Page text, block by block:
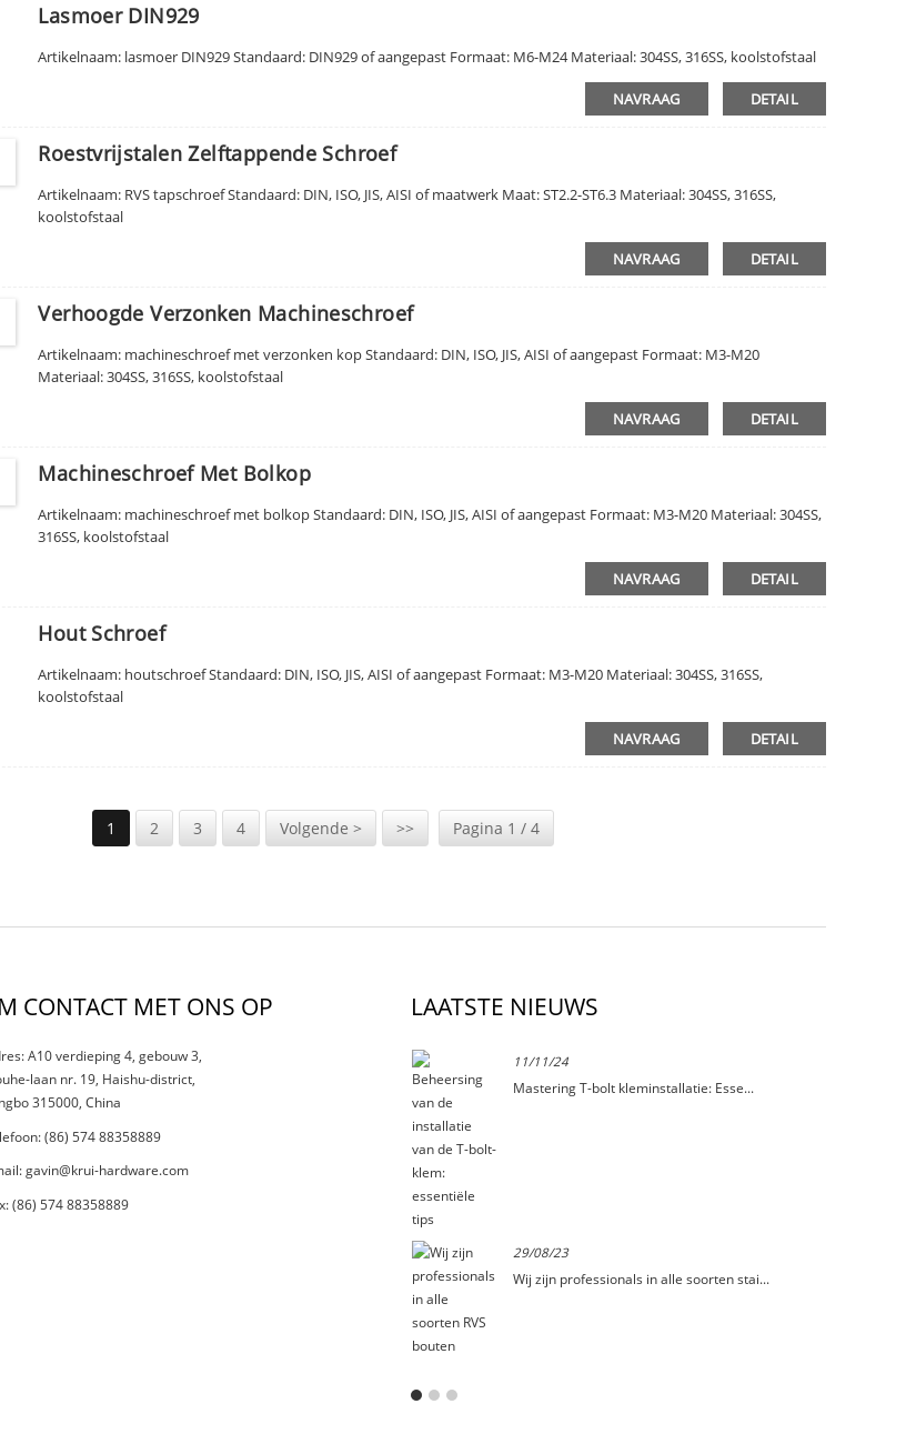
Lasmoer DIN929
Artikelnaam: lasmoer DIN929 Standaard: DIN929 of aangepast Formaat: M6-M24 Materiaal: 304SS, 316SS, koolstofstaal
NAVRAAG DETAIL
Roestvrijstalen Zelftappende Schroef
Artikelnaam: RVS tapschroef Standaard: DIN, ISO, JIS, AISI of maatwerk Maat: ST2.2-ST6.3 Materiaal: 304SS, 316SS,
koolstofstaal
NAVRAAG DETAIL
Verhoogde Verzonken Machineschroef
Artikelnaam: machineschroef met verzonken kop Standaard: DIN, ISO, JIS, AISI of aangepast Formaat: M3-M20
Materiaal: 304SS, 316SS, koolstofstaal
NAVRAAG DETAIL
Machineschroef Met Bolkop
Artikelnaam: machineschroef met bolkop Standaard: DIN, ISO, JIS, AISI of aangepast Formaat: M3-M20 Materiaal: 304SS,
316SS, koolstofstaal
NAVRAAG DETAIL
Hout Schroef
Artikelnaam: houtschroef Standaard: DIN, ISO, JIS, AISI of aangepast Formaat: M3-M20 Materiaal: 304SS, 316SS,
koolstofstaal
NAVRAAG DETAIL
1 2 3 4 Volgende > >> Pagina 1 / 4
CONTACT MET ONS OP
A10 verdieping 4, gebouw 3,
laan nr. 19, Haishu-district,
315000, China
(86) 574 88358889
gavin@krui-hardware.com
(86) 574 88358889
LAATSTE NIEUWS
12/10/21
Heeft de huidige inperking gevolgen voor vlekken...
11/11/24
Mastering T-bolt kleminstallatie: Esse...
29/08/23
Wij zijn professionals in alle soorten stai...